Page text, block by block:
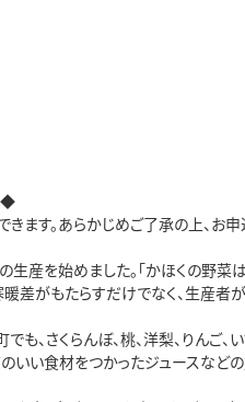
◆
ます。あらかじめご了承の上、お
産を始めました。「かほくの野菜
暖差がもたらすだけでなく、生産
さくらんぼ、桃、洋梨、りんご、
いい食材をつかったジュースなど